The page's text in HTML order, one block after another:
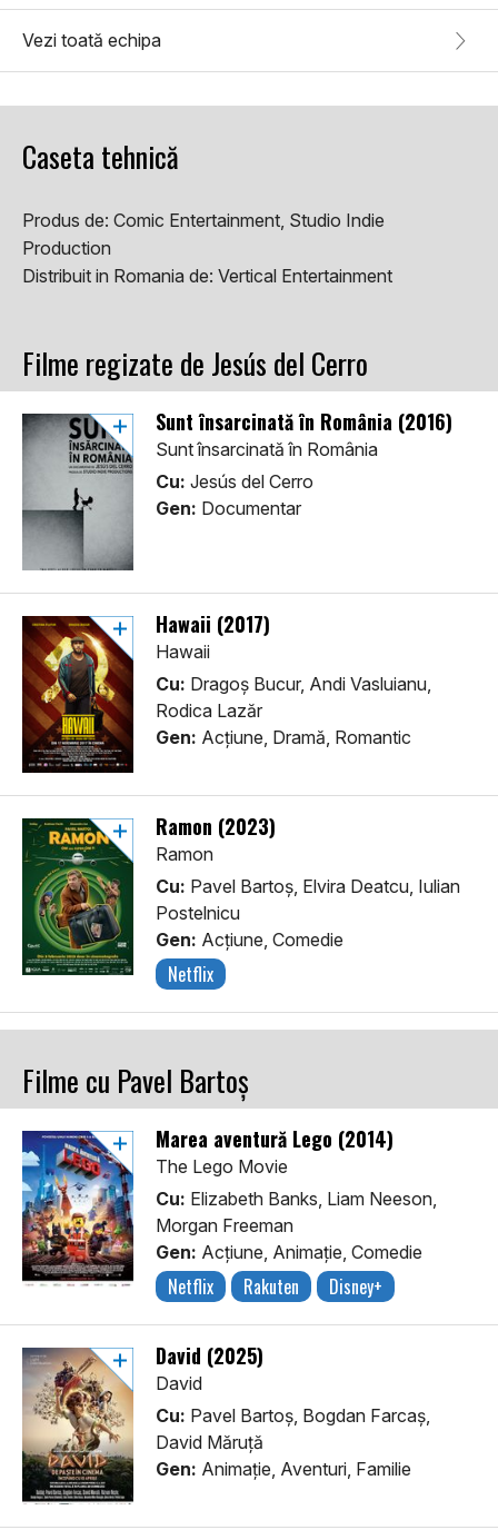
Vezi toată echipa
Caseta tehnică
Produs de: Comic Entertainment, Studio Indie
Production
Distribuit in Romania de: Vertical Entertainment
Filme regizate de Jesús del Cerro
Sunt însarcinată în România (2016)
Sunt însarcinată în România
Cu: Jesús del Cerro
Gen: Documentar
Hawaii (2017)
Hawaii
Cu: Dragoș Bucur, Andi Vasluianu,
Rodica Lazăr
Gen: Acţiune, Dramă, Romantic
Ramon (2023)
Ramon
Cu: Pavel Bartoș, Elvira Deatcu, Iulian
Postelnicu
Gen: Acţiune, Comedie
Netflix
Filme cu Pavel Bartoș
Marea aventură Lego (2014)
The Lego Movie
Cu: Elizabeth Banks, Liam Neeson,
Morgan Freeman
Gen: Acţiune, Animaţie, Comedie
Netflix Rakuten Disney+
David (2025)
David
Cu: Pavel Bartoș, Bogdan Farcaș,
David Măruță
Gen: Animaţie, Aventuri, Familie